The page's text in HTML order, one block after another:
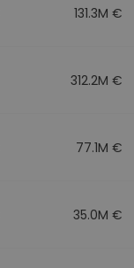
131.3M €
312.2M €
77.1M €
35.0M €